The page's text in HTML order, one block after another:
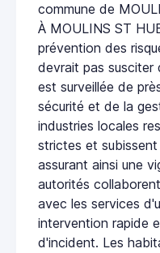
commune de
À MOULINS ST
prévention des
devrait pas susciter
est surveillée de
sécurité et de la
industries locales
strictes et
assurant ainsi une
autorités
avec les services
intervention rapide
d'incident. Les